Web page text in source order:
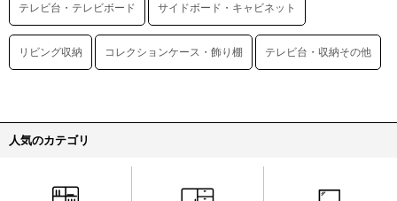
テレビ台・テレビボード サイドボード・キャビネット
リビング収納 コレクションケース・飾り棚 テレビ台・収納その他
人気のカテゴリ